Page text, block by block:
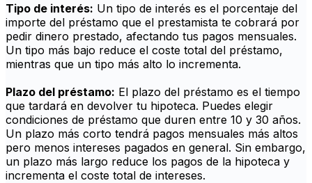
Tipo de interés: Un tipo de interés es el porcentaje del
importe del préstamo que el prestamista te cobrará por
pedir dinero prestado, afectando tus pagos mensuales.
Un tipo más bajo reduce el coste total del préstamo,
mientras que un tipo más alto lo incrementa.
Plazo del préstamo: El plazo del préstamo es el tiempo
que tardará en devolver tu hipoteca. Puedes elegir
condiciones de préstamo que duren entre 10 y 30 años.
Un plazo más corto tendrá pagos mensuales más altos
pero menos intereses pagados en general. Sin embargo,
un plazo más largo reduce los pagos de la hipoteca y
incrementa el coste total de intereses.